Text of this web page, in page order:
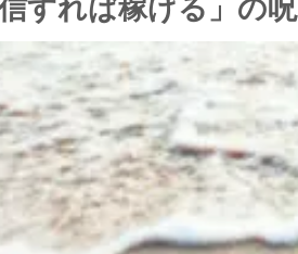
信すれば稼げる」